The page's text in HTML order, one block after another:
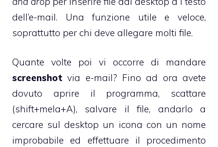
dell’e-mail. Una funzione utile e veloce,
soprattutto per chi deve allegare molti file.
Quante volte poi vi occorre di mandare
screenshot via e-mail? Fino ad ora avete
dovuto aprire il programma, scattare
(shift+mela+A), salvare il file, andarlo a
cercare sul desktop un icona con un nome
improbabile ed effettuare il procedimento